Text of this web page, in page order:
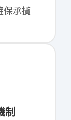
保承攬
制